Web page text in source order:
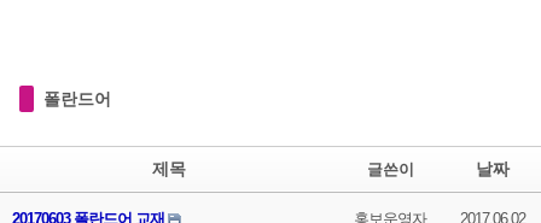
폴란드어
제목 글쓴이 날짜
20170603 폴란드어 교재 홍보운영자 2017.06.02